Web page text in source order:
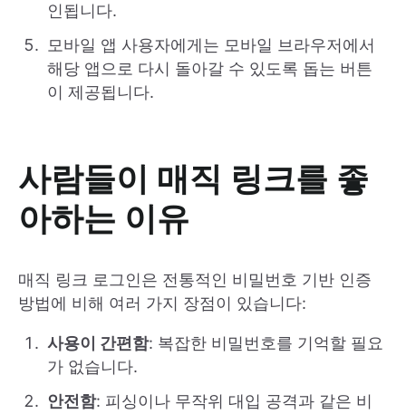
인됩니다.
모바일 앱 사용자에게는 모바일 브라우저에서
해당 앱으로 다시 돌아갈 수 있도록 돕는 버튼
이 제공됩니다.
사람들이 매직 링크를 좋
아하는 이유
매직 링크 로그인은 전통적인 비밀번호 기반 인증
방법에 비해 여러 가지 장점이 있습니다:
사용이 간편함: 복잡한 비밀번호를 기억할 필요
가 없습니다.
안전함: 피싱이나 무작위 대입 공격과 같은 비